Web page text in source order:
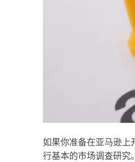
如果你准备在亚马逊上
行基本的市场调查研究